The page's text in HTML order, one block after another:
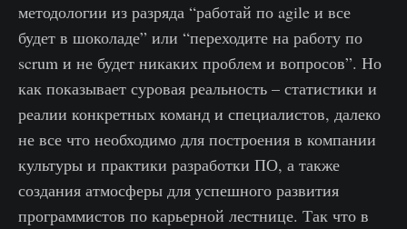
методологии из разряда “работай по agile и все
будет в шоколаде” или “переходите на работу по
scrum и не будет никаких проблем и вопросов”. Но
как показывает суровая реальность – статистики и
реалии конкретных команд и специалистов, далеко
не все что необходимо для построения в компании
культуры и практики разработки ПО, а также
создания атмосферы для успешного развития
программистов по карьерной лестнице. Так что в